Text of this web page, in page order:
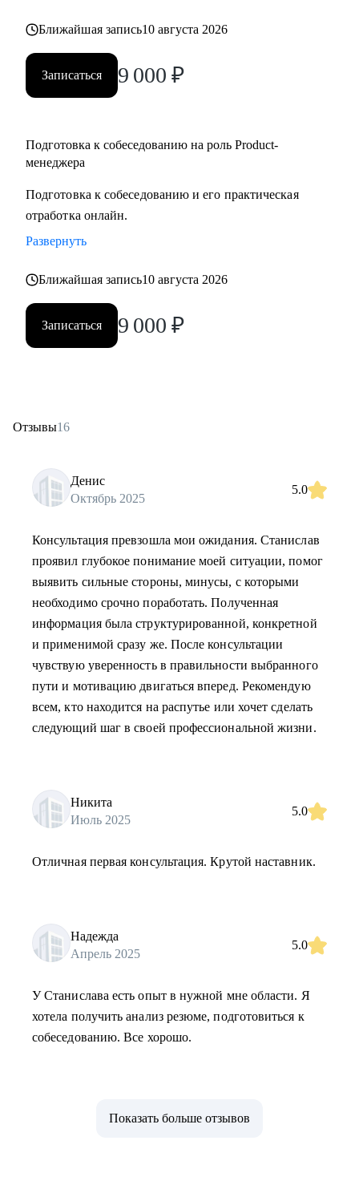
• Для уже опытных специалистов в сфере Project/Product- и
Bizdev-менеджеров, которые хотят расти
Ближайшая запись10 августа 2026
Записаться 9 000 ₽
Подготовка к собеседованию на роль Product-
менеджера
Подготовка к собеседованию и его практическая
отработка онлайн.
Развернуть
Ближайшая запись10 августа 2026
Записаться 9 000 ₽
Отзывы16
Денис
Октябрь 2025
5.0
Консультация превзошла мои ожидания. Станислав
проявил глубокое понимание моей ситуации, помог
выявить сильные стороны, минусы, c которыми
необходимо срочно поработать. Полученная
информация была структурированной, конкретной
и применимой сразу же. После консультации
чувствую уверенность в правильности выбранного
пути и мотивацию двигаться вперед. Рекомендую
всем, кто находится на распутье или хочет сделать
следующий шаг в своей профессиональной жизни.
Никита
Июль 2025
5.0
Отличная первая консультация. Крутой наставник.
Надежда
Апрель 2025
5.0
У Станислава есть опыт в нужной мне области. Я
хотела получить анализ резюме, подготовиться к
собеседованию. Все хорошо.
Показать больше отзывов